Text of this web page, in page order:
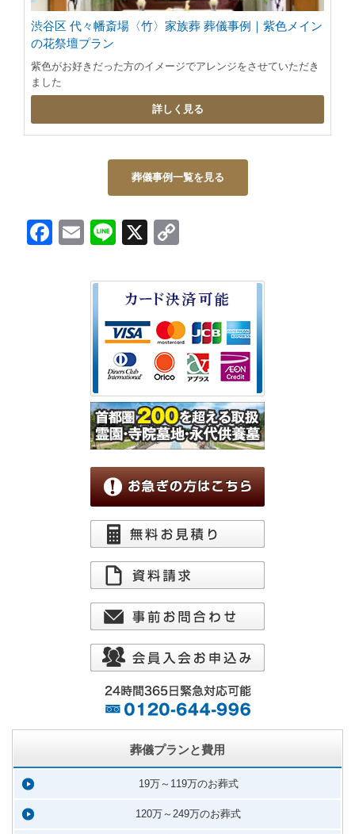
渋谷区 代々幡斎場〈竹〉家族葬 葬儀事例｜紫色メイン
の花祭壇プラン
紫色がお好きだった方のイメージでアレンジをさせていただき
ました
詳しく見る
葬儀事例一覧を見る
Facebook
EmailLine
X
葬儀プランと費用
19万～119万のお葬式
120万～249万のお葬式